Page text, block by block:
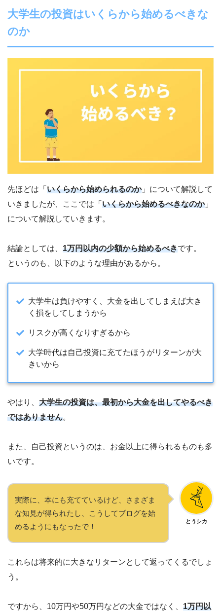
大学生の投資はいくらから始めるべきな
のか
先ほどは「 いくらから始められるのか」について解説して
いきましたが、ここでは「 いくらから始めるべきなのか」
について解説していきます。
結論としては、 1万円以内の少額から始めるべきです。
というのも、以下のような理由があるから。
大学生は負けやすく、大金を出してしまえば大き
く損をしてしまうから
リスクが高くなりすぎるから
大学時代は自己投資に充てたほうがリターンが大
きいから
やはり、 大学生の投資は、最初から大金を出してやるべき
ではありません。
また、自己投資というのは、お金以上に得られるものも多
いです。
とうシカ
実際に、本にも充てているけど、さまざま
な知見が得られたし、こうしてブログを始
めるようにもなったで！
これらは将来的に大きなリターンとして返ってくるでしょ
う。
ですから、10万円や50万円などの大金ではなく、 1万円以